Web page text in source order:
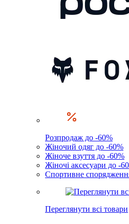
Розпродаж до -60%
Жіночий одяг до -60%
Жіноче взуття до -60%
Жіночі аксесуари до -
Спортивне
Переглянути всі товари